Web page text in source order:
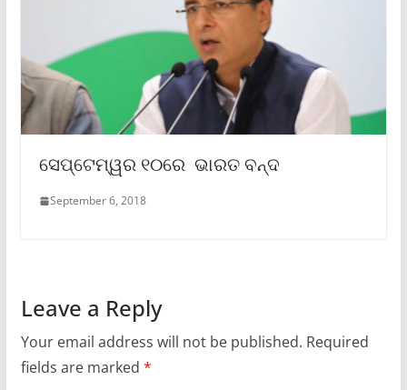
ସେପ୍ଟେମ୍ୱର ୧୦ରେ ଭାରତ ବନ୍ଦ
September 6, 2018
Leave a Reply
Your email address will not be published. Required
fields are marked *